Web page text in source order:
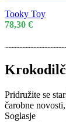
Tooky Toy
78,30 €
Pridružite se
čarobne
Soglasje